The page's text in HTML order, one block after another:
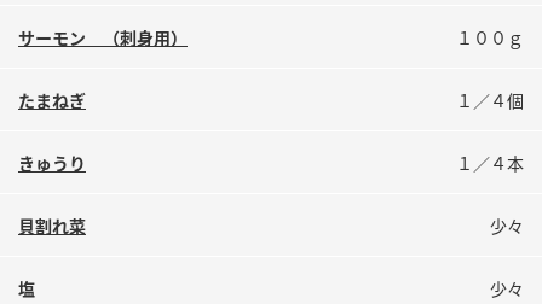
検索
業務用サイト 製造所固有記号一覧
サーモン （刺身用） １００ｇ
たまねぎ １／４個
きゅうり １／４本
貝割れ菜 少々
塩 少々